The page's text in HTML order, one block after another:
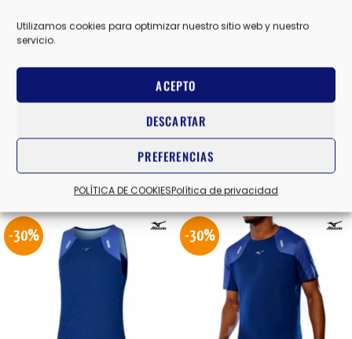
Utilizamos cookies para optimizar nuestro sitio web y nuestro
servicio.
ACEPTO
DESCARTAR
PREFERENCIAS
POLÍTICA DE COOKIESPolítica de privacidad
Productos relacionados
-30% -30%